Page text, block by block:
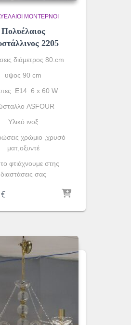
ΜΟΝΤΈΡΝΟΙ
Πολυέλαιος
2205
διάμετρος 80.cm
υψος 90 cm
Ε14 6 x 60 W
ASFOUR
Yλικό ινοξ
χρώμιο ,χρυσό
ματ,οξυντέ
φτιάχνουμε στης
διαστάσεις σας
€